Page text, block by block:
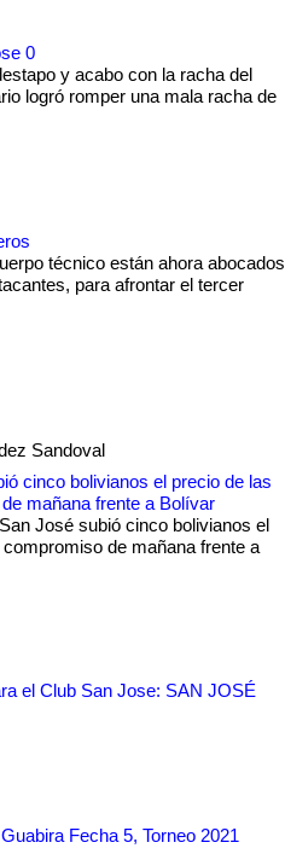
0
y acabo con la racha del
logró romper una mala racha de
técnico están ahora abocados
para afrontar el tercer
Sandoval
cinco bolivianos el precio de las
mañana frente a Bolívar
José subió cinco bolivianos el
de mañana frente a
el Club San Jose: SAN JOSÉ
Fecha 5, Torneo 2021